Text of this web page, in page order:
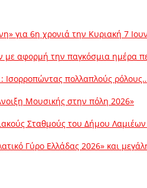
για 6η χρονιά την Κυριακή 7
αφορμή την παγκόσμια ημέρα
πολλαπλούς
Μουσικής στην πόλη 2026»
Σταθμούς του Δήμου Λαμιέων
Γύρο Ελλάδας 2026» και